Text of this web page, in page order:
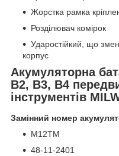
Жорстка рамка
Розділювач комірок
Ударостійкий, що
корпус
Акумуляторна
B2, B3, В4
інструментів
Замінний номер
M12TM
48-11-2401